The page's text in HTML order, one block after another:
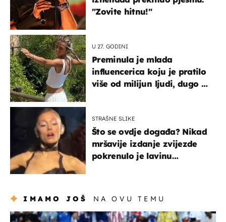
"Zovite hitnu!"
U 27. GODINI
Preminula je mlada
influencerica koju je pratilo
više od milijun ljudi, dugo se
STRAŠNE SLIKE
Što se ovdje događa? Nikad
mršavije izdanje zvijezde
pokrenulo je lavinu
IMAMO JOŠ NA OVU TEMU
svjetsko prvenstvo 2026